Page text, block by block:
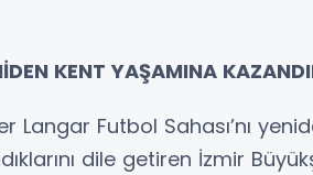
KENT YAŞAMINA
Langar Futbol Sahası’nı
dile getiren İzmir